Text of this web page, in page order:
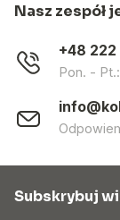
Nasz zespół
+48
Pon. -
Subskrybuj